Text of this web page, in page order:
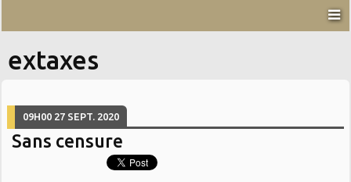
extaxes
09H00 27 SEPT. 2020
Sans censure